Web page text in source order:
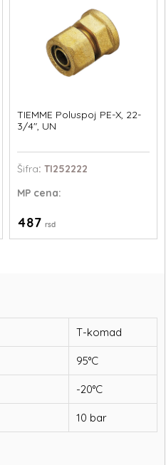
TIEMME Poluspoj PE-X, 22-
3/4", UN
Šifra: TI252222
MPcena:
487 rsd
T-komad
95°C
-20°C
10 bar